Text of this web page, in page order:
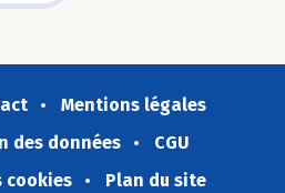
Mentions légales
des données
CGU
cookies
Plan du site